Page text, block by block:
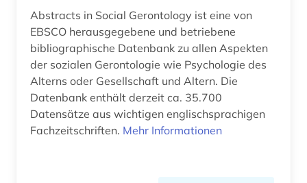
black theater (1)
bolivien (1)
bosnien und herzegowina (1)
bosnien-herzegowina (2)
Abstracts in Social Gerontology ist eine von
EBSCO herausgegebene und betriebene
bibliographische Datenbank zu allen Aspekten
der sozialen Gerontologie wie Psychologie des
Alterns oder Gesellschaft und Altern. Die
Datenbank enthält derzeit ca. 35.700
Datensätze aus wichtigen englischsprachigen
Fachzeitschriften. Mehr Informationen